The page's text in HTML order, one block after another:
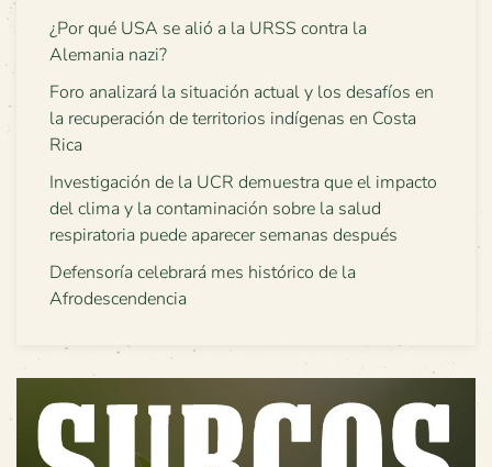
¿Por qué USA se alió a la URSS contra la
Alemania nazi?
Foro analizará la situación actual y los desafíos en
la recuperación de territorios indígenas en Costa
Rica
Investigación de la UCR demuestra que el impacto
del clima y la contaminación sobre la salud
respiratoria puede aparecer semanas después
Defensoría celebrará mes histórico de la
Afrodescendencia